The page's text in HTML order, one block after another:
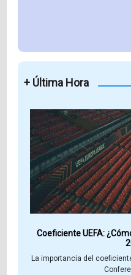
+ Última Hora
Coeficiente UEFA:
La importancia del